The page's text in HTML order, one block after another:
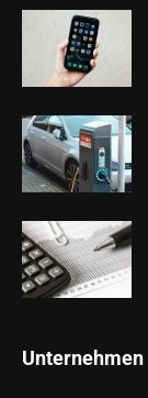
Unternehmen